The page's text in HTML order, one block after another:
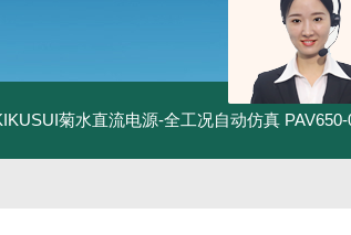
菊水直流电源-全工况自动仿真 PAV650-